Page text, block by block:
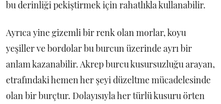
bu derinliği pekiştirmek için rahatlıkla kullanabilir.
Ayrıca yine gizemli bir renk olan morlar, koyu
yeşiller ve bordolar bu burcun üzerinde ayrı bir
anlam kazanabilir. Akrep burcu kusursuzluğu arayan,
etrafındaki hemen her şeyi düzeltme mücadelesinde
olan bir burçtur. Dolayısıyla her türlü kusuru örten